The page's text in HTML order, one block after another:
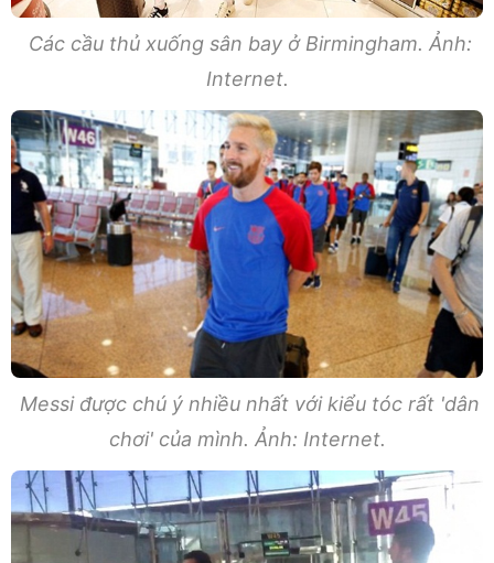
Các cầu thủ xuống sân bay ở Birmingham. Ảnh:
Internet.
Messi được chú ý nhiều nhất với kiểu tóc rất 'dân
chơi' của mình. Ảnh: Internet.